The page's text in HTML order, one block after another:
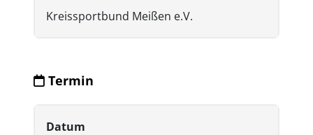
Kreissportbund Meißen e.V.
Termin
Datum